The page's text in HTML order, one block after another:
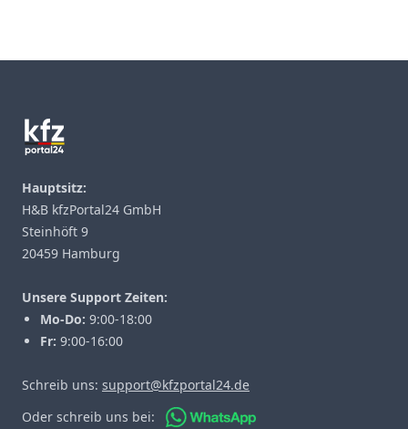
Hauptsitz:
H&B kfzPortal24 GmbH
Steinhöft 9
20459 Hamburg
Unsere Support Zeiten:
Mo-Do: 9:00-18:00
Fr: 9:00-16:00
Schreib uns: support@kfzportal24.de
Oder schreib uns bei: